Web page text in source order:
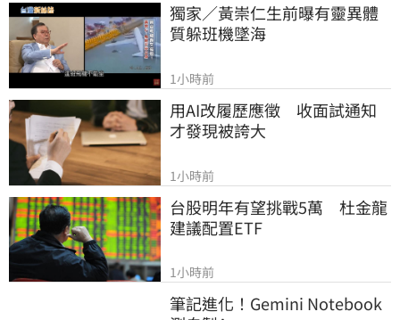
獨家／黃崇仁生前曝有靈異體
質躲班機墜海
1小時前
用AI改履歷應徵　收面試通知
才發現被誇大
1小時前
台股明年有望挑戰5萬　杜金龍
建議配置ETF
1小時前
筆記進化！Gemini Notebook